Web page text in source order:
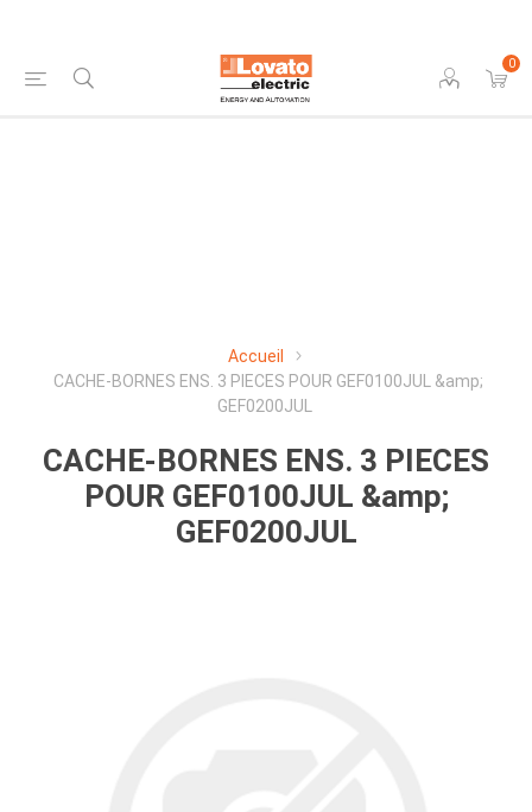
0
Accueil
CACHE-BORNES ENS. 3 PIECES POUR GEF0100JUL &amp;
GEF0200JUL
CACHE-BORNES ENS. 3 PIECES
POUR GEF0100JUL &amp;
GEF0200JUL